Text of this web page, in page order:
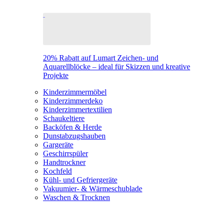
20% Rabatt auf Lumart Zeichen- und
Aquarellblöcke – ideal für Skizzen und kreative
Projekte
Kinderzimmermöbel
Kinderzimmerdeko
Kinderzimmertextilien
Schaukeltiere
Backöfen & Herde
Dunstabzugshauben
Gargeräte
Geschirrspüler
Handtrockner
Kochfeld
Kühl- und Gefriergeräte
Vakuumier- & Wärmeschublade
Waschen & Trocknen